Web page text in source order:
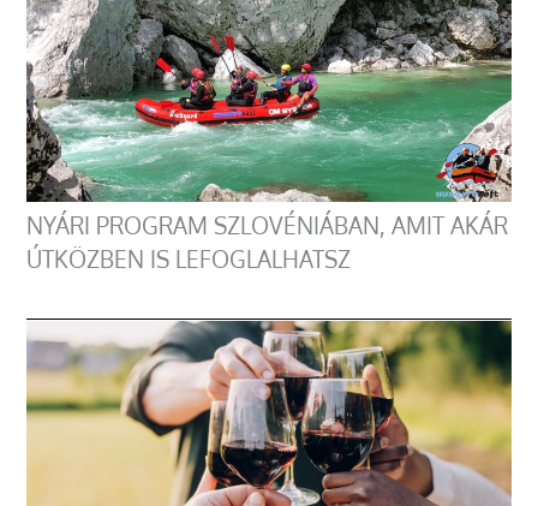
NYÁRI PROGRAM SZLOVÉNIÁBAN, AMIT AKÁR
ÚTKÖZBEN IS LEFOGLALHATSZ